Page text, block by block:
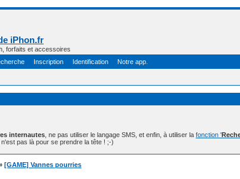
iPhon.fr
forfaits et accessoires
Inscription Identification Notre app.
internautes , ne pas utiliser le langage SMS, et enfin, à utiliser la fonction '
pas là pour se prendre la tête ! ;-)
[GAME] Vannes pourries